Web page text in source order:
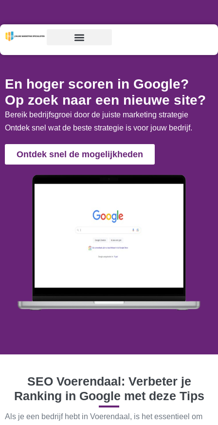
En hoger scoren in Google?
Op zoek naar een nieuwe site?
Bereik bedrijfsgroei door de juiste marketing strategie
Ontdek snel wat de beste strategie is voor jouw bedrijf.
Ontdek snel de mogelijkheden
SEO Voerendaal: Verbeter je
Ranking in Google met deze Tips
Als je een bedrijf hebt in Voerendaal, is het essentieel om